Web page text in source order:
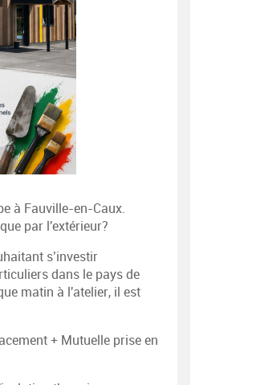
à Fauville-en-Caux.
par l'extérieur?
s’investir
dans le pays de
matin à l'atelier, il est
+ Mutuelle prise en